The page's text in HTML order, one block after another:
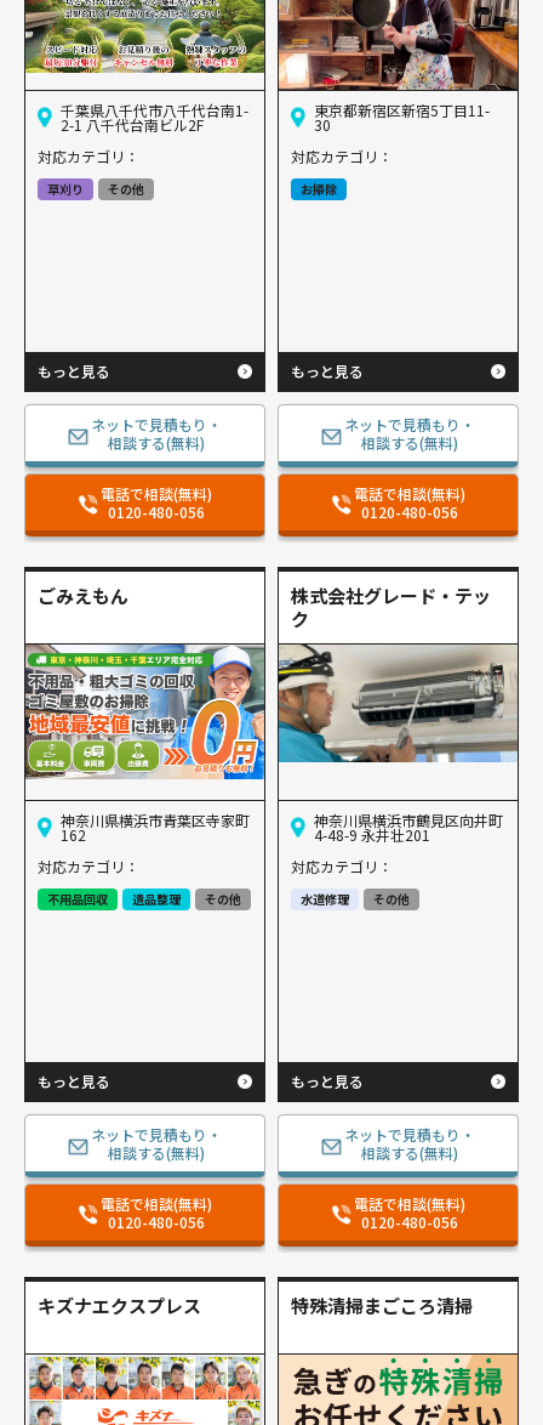
千葉県八千代市八千代台南1-
2-1 八千代台南ビル2F
対応カテゴリ：
草刈り その他
もっと見る
ネットで見積もり・
相談する(無料)
電話で相談(無料)
0120-480-056
東京都新宿区新宿5丁目11-
30
対応カテゴリ：
お掃除
もっと見る
ネットで見積もり・
相談する(無料)
電話で相談(無料)
0120-480-056
ごみえもん
神奈川県横浜市青葉区寺家町
162
対応カテゴリ：
不用品回収 遺品整理 その他
もっと見る
ネットで見積もり・
相談する(無料)
電話で相談(無料)
0120-480-056
株式会社グレード・テッ
ク
神奈川県横浜市鶴見区向井町
4-48-9 永井壮201
対応カテゴリ：
水道修理 その他
もっと見る
ネットで見積もり・
相談する(無料)
電話で相談(無料)
0120-480-056
キズナエクスプレス 特殊清掃まごころ清掃